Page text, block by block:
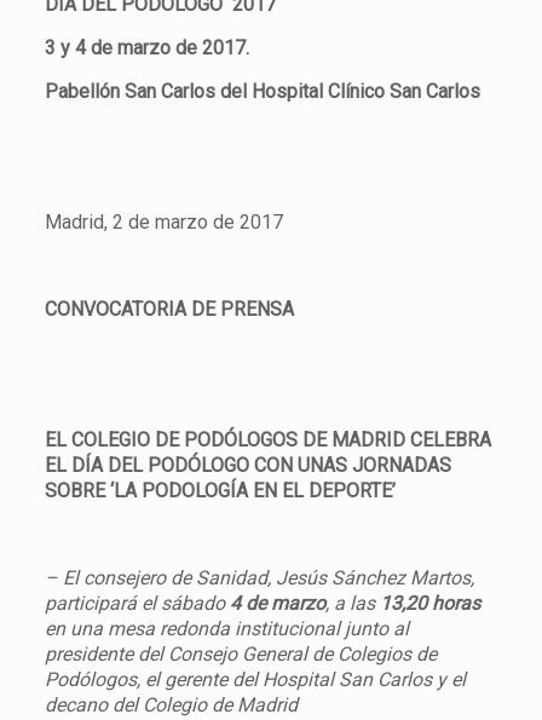
3 y 4 de marzo de 2017.
Pabellón San Carlos del Hospital Clínico San Carlos
Madrid, 2 de marzo de 2017
CONVOCATORIA DE PRENSA
EL COLEGIO DE PODÓLOGOS DE MADRID CELEBRA
EL DÍA DEL PODÓLOGO CON UNAS JORNADAS
SOBRE ‘LA PODOLOGÍA EN EL DEPORTE’
– El consejero de Sanidad, Jesús Sánchez Martos,
participará el sábado 4 de marzo, a las 13,20 horas
en una mesa redonda institucional junto al
presidente del Consejo General de Colegios de
Podólogos, el gerente del Hospital San Carlos y el
decano del Colegio de Madrid